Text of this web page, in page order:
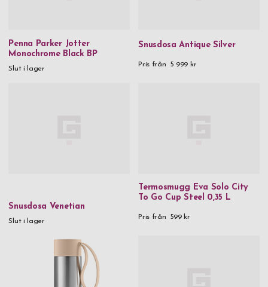
Penna Parker Jotter
Monochrome Black BP
Slut i lager
Snusdosa Antique Silver
Pris från 5 999 kr
Snusdosa Venetian
Slut i lager
Termosmugg Eva Solo City
To Go Cup Steel 0,35 L
Pris från 599 kr